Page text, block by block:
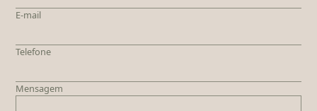
E-mail
Telefone
Mensagem